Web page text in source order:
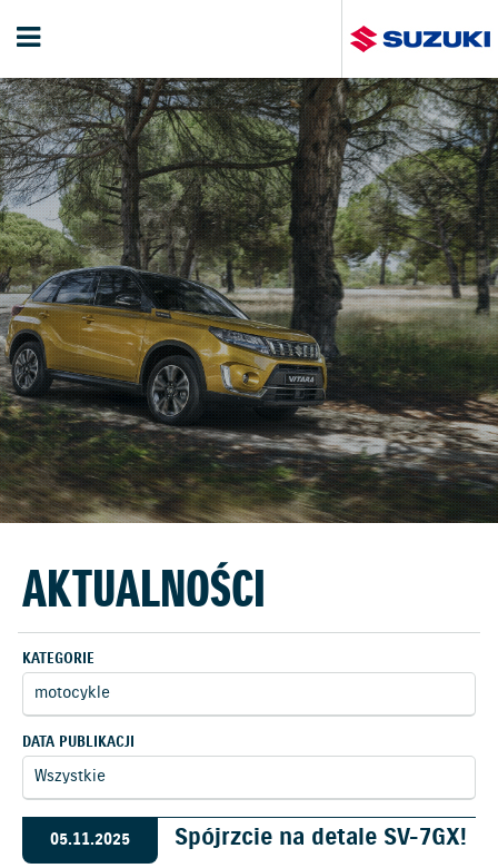
AKTUALNOŚCI
KATEGORIE
DATA PUBLIKACJI
05.11.2025 Spójrzcie na detale SV-7GX!